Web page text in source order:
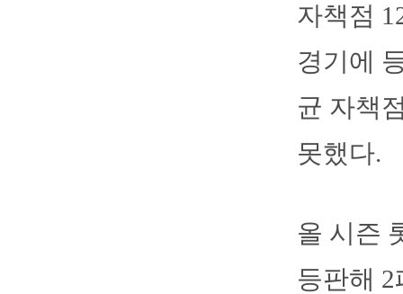
자책점
경기에
균 자책
못했다.
올 시즌
등판해